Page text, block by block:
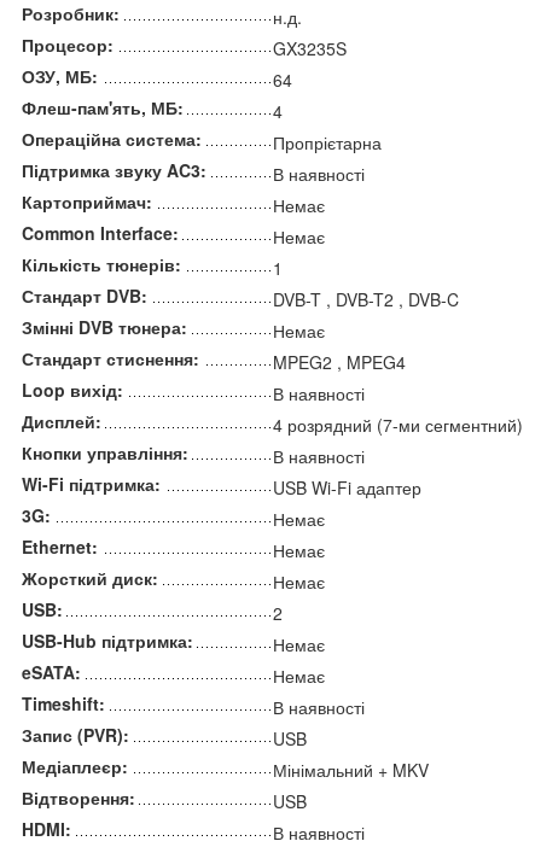
Розробник:
н.д.
Процесор:
GX3235S
ОЗУ, МБ:
64
Флеш-пам'ять, МБ:
4
Операційна система:
Пропрієтарна
Підтримка звуку AC3:
В наявності
Картоприймач:
Немає
Common Interface:
Немає
Кількість тюнерів:
1
Стандарт DVB:
DVB-T , DVB-T2 , DVB-C
Змінні DVB тюнера:
Немає
Стандарт стиснення:
MPEG2 , MPEG4
Loop вихід:
В наявності
Дисплей:
4 розрядний (7-ми сегментний)
Кнопки управління:
В наявності
Wi-Fi підтримка:
USB Wi-Fi адаптер
3G:
Немає
Ethernet:
Немає
Жорсткий диск:
Немає
USB:
2
USB-Hub підтримка:
Немає
eSATA:
Немає
Timeshift:
В наявності
Запис (PVR):
USB
Медіаплеєр:
Мінімальний + MKV
Відтворення:
USB
HDMI:
В наявності